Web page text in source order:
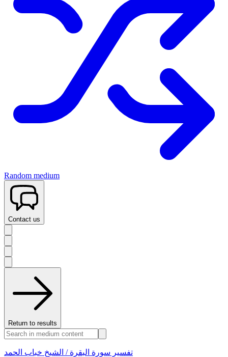
Random medium
Contact us
Return to results
تفسير سورة البقرة / الشيخ خباب الحمد